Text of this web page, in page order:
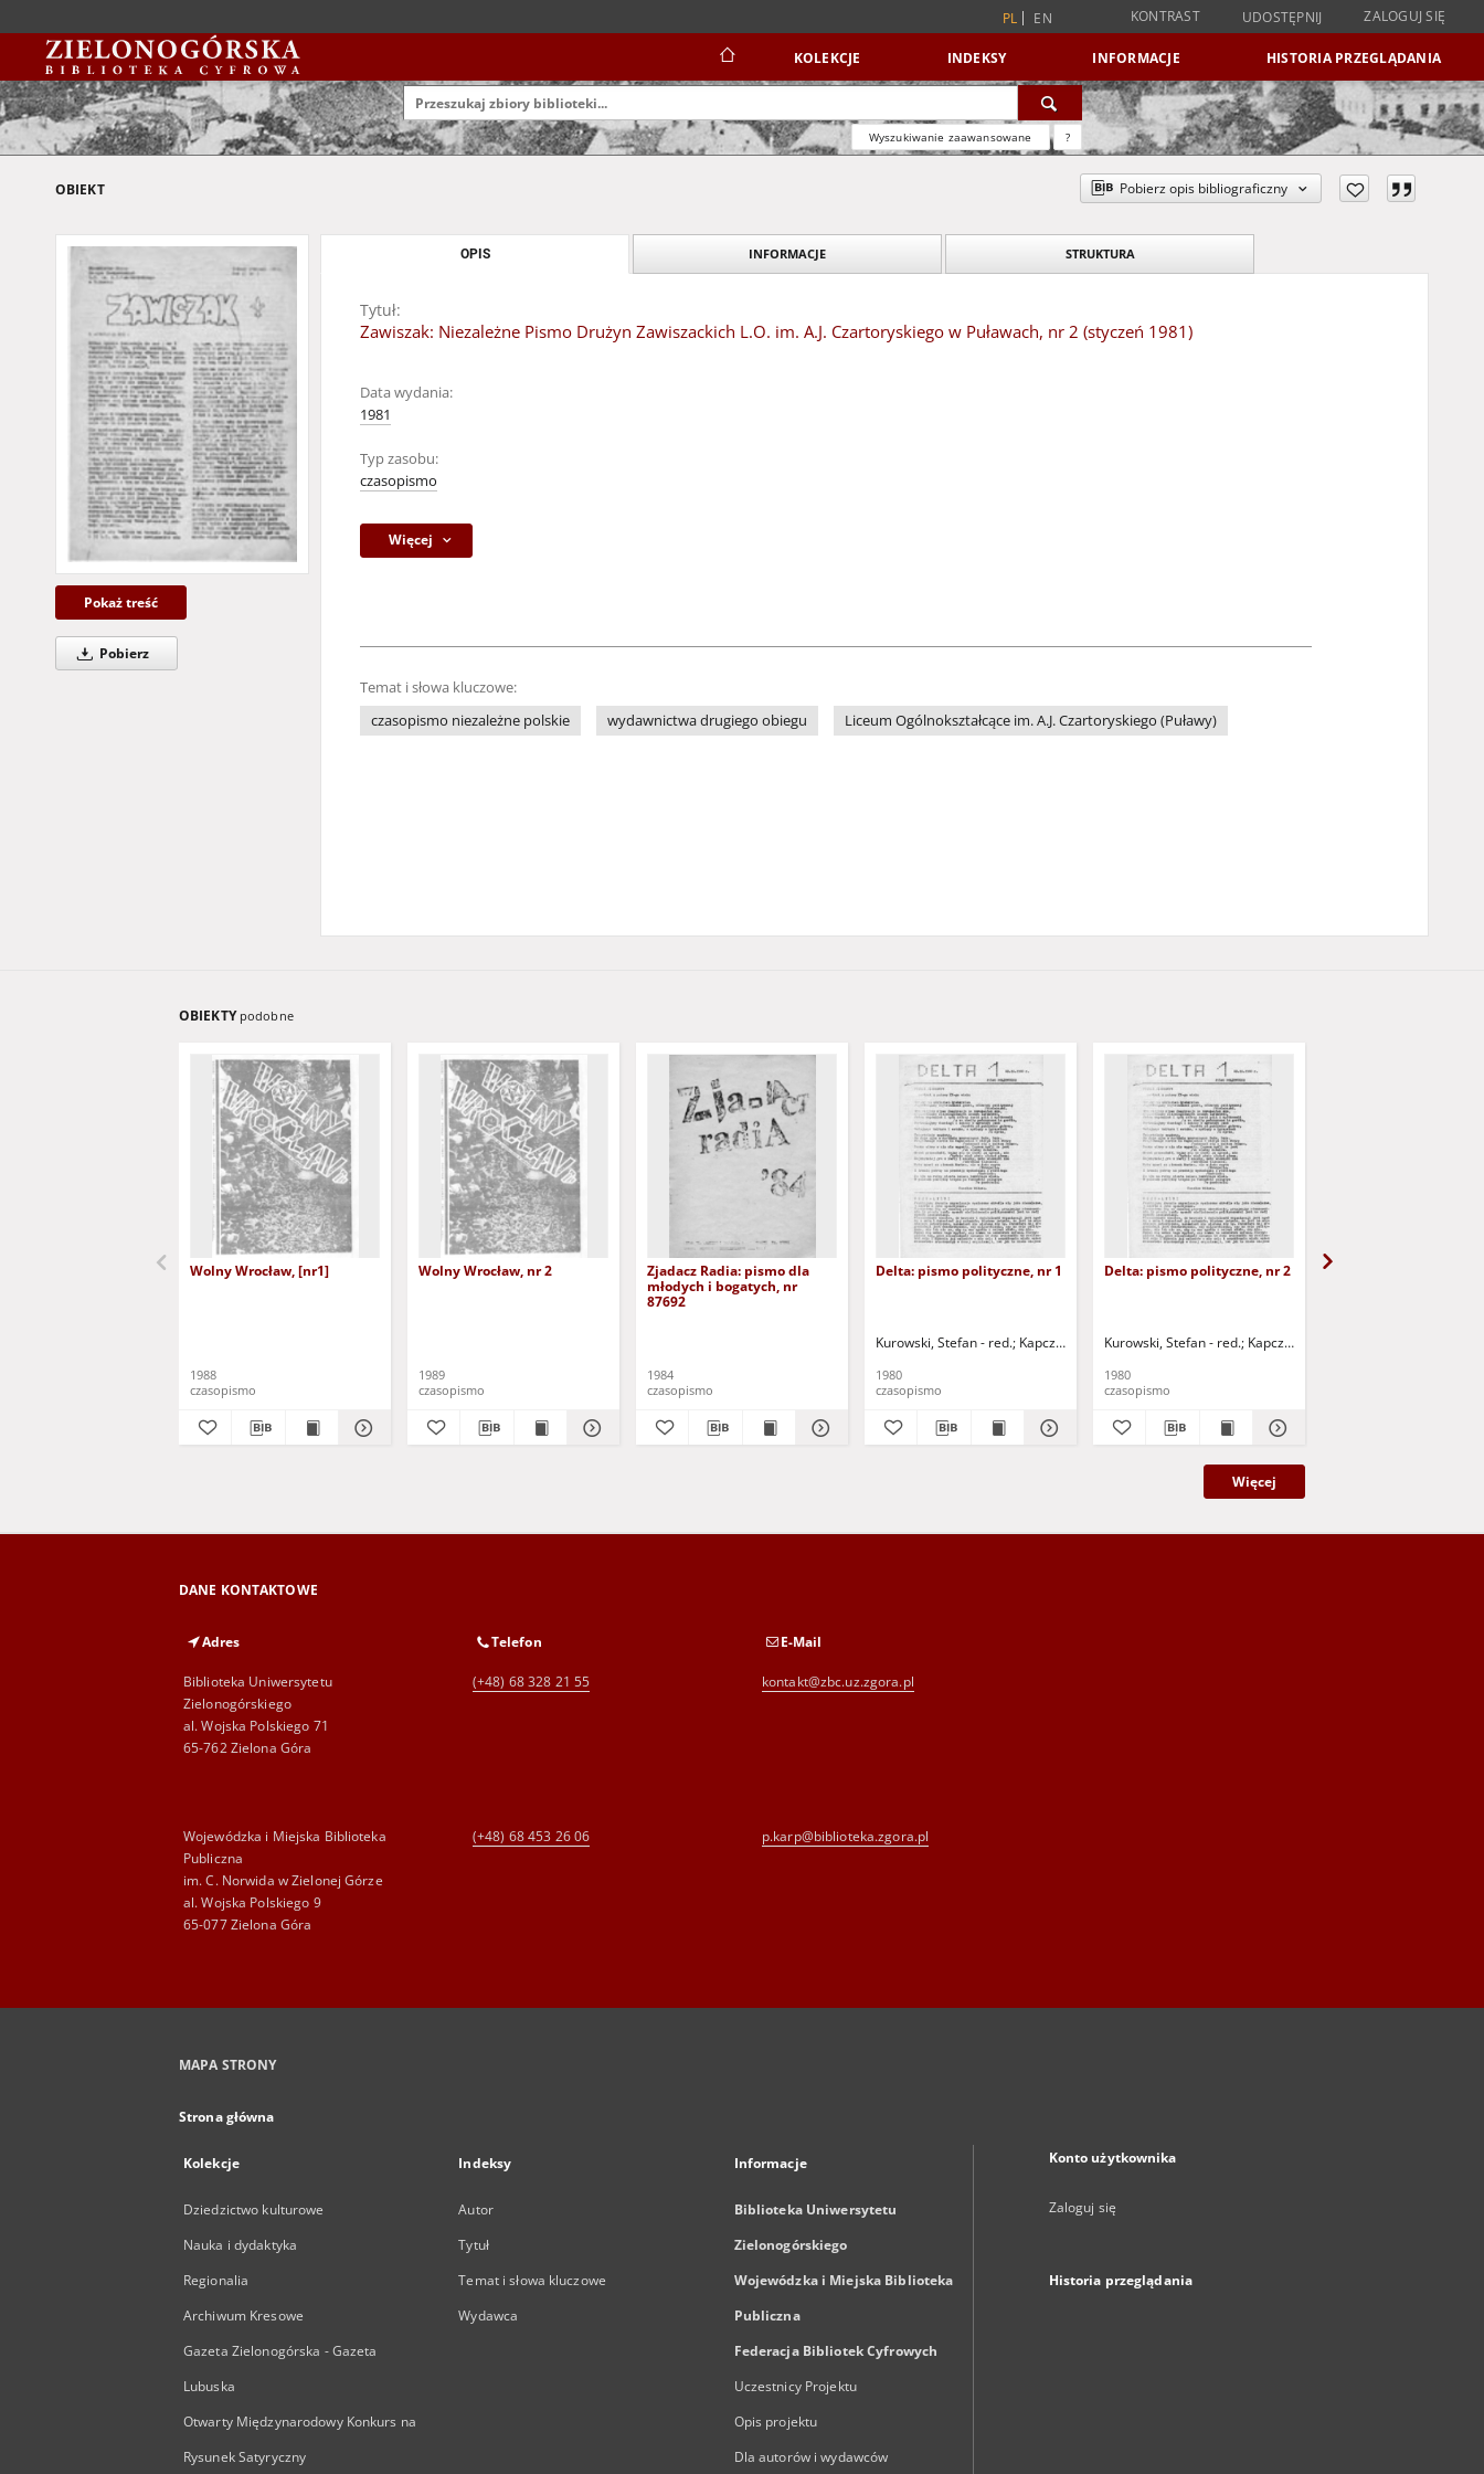
PL EN KONTRAST UDOSTĘPNIJ ZALOGUJ SIĘ
KOLEKCJE INDEKSY INFORMACJE HISTORIA PRZEGLĄDANIA
Wyszukiwanie zaawansowane ?
OBIEKT Pobierz opis bibliograficzny
Pokaż treść
Pobierz
OPIS INFORMACJE STRUKTURA
Tytuł:
Zawiszak: Niezależne Pismo Drużyn Zawiszackich L.O. im. A.J. Czartoryskiego w Puławach, nr 2 (styczeń 1981)
Data wydania:
1981
Typ zasobu:
czasopismo
Więcej
Temat i słowa kluczowe:
czasopismo niezależne polskie
wydawnictwa drugiego obiegu Liceum Ogólnokształcące im. A.J. Czartoryskiego (Puławy)
OBIEKTY podobne
Wolny Wrocław, [nr1]
1988
czasopismo
Wolny Wrocław, nr 2
1989
czasopismo
Zjadacz Radia: pismo dla
młodych i bogatych, nr
87692
1984
czasopismo
Delta: pismo polityczne, nr 1
Kurowski, Stefan - red. Kapczyński, Piotr - red. Kapczyński, Maciej - red.
1980
czasopismo
Delta: pismo polityczne, nr 2
Kurowski, Stefan - red. Kapczyński, Piotr - red.
1980
czasopismo
Więcej
DANE KONTAKTOWE
Adres
Biblioteka Uniwersytetu
Zielonogórskiego
al. Wojska Polskiego 71
65-762 Zielona Góra
Telefon
(+48) 68 328 21 55
E-Mail
kontakt@zbc.uz.zgora.pl
Wojewódzka i Miejska Biblioteka
Publiczna
im. C. Norwida w Zielonej Górze
al. Wojska Polskiego 9
65-077 Zielona Góra
(+48) 68 453 26 06 p.karp@biblioteka.zgora.pl
MAPA STRONY
Strona główna
Kolekcje
Dziedzictwo kulturowe
Nauka i dydaktyka
Regionalia
Archiwum Kresowe
Gazeta Zielonogórska - Gazeta
Lubuska
Otwarty Międzynarodowy Konkurs na
Rysunek Satyryczny
Indeksy
Autor
Tytuł
Temat i słowa kluczowe
Wydawca
Informacje
Biblioteka Uniwersytetu
Zielonogórskiego
Wojewódzka i Miejska Biblioteka
Publiczna
Federacja Bibliotek Cyfrowych
Uczestnicy Projektu
Opis projektu
Dla autorów i wydawców
Konto użytkownika
Zaloguj się
Historia przeglądania